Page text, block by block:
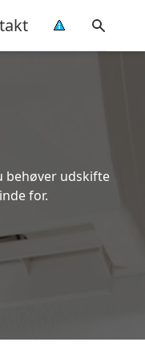
behøver udskifte
for.